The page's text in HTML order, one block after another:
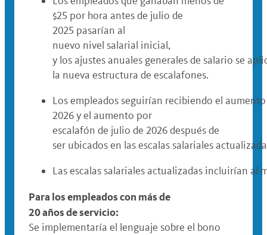
$25 por hora antes de julio de
2025 pasarían al
nuevo nivel salarial inicial,
y los ajustes anuales generales de salario se
la nueva estructura de escalafones.
Los empleados seguirían recibiendo el
2026 y el aumento por
escalafón de julio de 2026 después de
ser ubicados en las escalas salariales
Las escalas salariales actualizadas incluirían
Para los empleados con más de
20 años de servicio:
Se implementaría el lenguaje sobre el bono